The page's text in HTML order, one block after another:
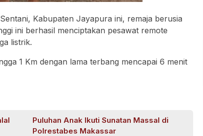
Kabupaten Jayapura ini, remaja berusia
ini berhasil menciptakan pesawat remote
listrik.
1 Km dengan lama terbang mencapai 6 menit
Puluhan Anak Ikuti Sunatan Massal di
Polrestabes Makassar